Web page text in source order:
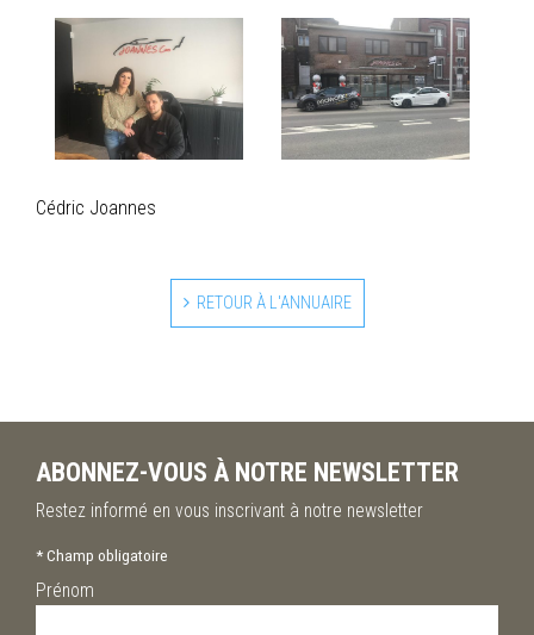
Cédric Joannes
RETOUR À L'ANNUAIRE
ABONNEZ-VOUS À NOTRE NEWSLETTER
Restez informé en vous inscrivant à notre newsletter
*Champ obligatoire
Prénom